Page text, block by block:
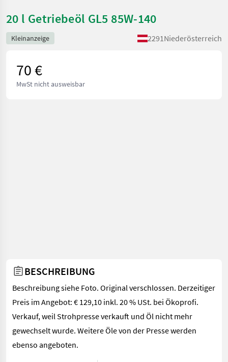
20 l Getriebeöl GL5 85W-140
Kleinanzeige 2291Niederösterreich
70 €
MwSt nicht ausweisbar
BESCHREIBUNG
Beschreibung siehe Foto. Original verschlossen. Derzeitiger
Preis im Angebot: € 129,10 inkl. 20 % USt. bei Ökoprofi.
Verkauf, weil Strohpresse verkauft und Öl nicht mehr
gewechselt wurde. Weitere Öle von der Presse werden
ebenso angeboten.